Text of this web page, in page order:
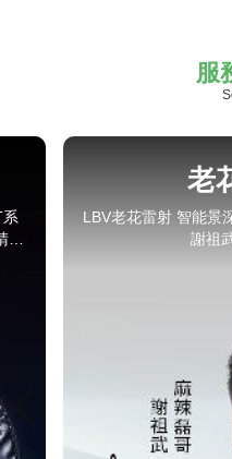
服
讓
白
飛秒雷射輔助白內障
高，重拾清晰